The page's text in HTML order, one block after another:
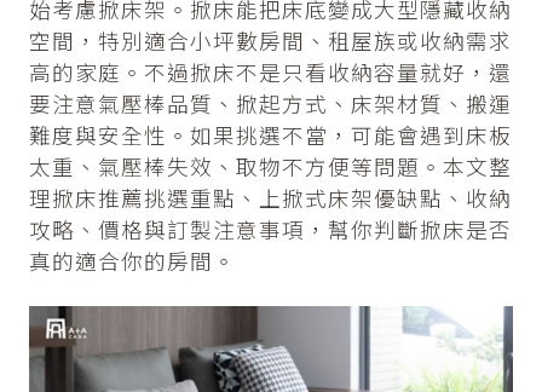
始考慮掀床架。掀床能把床底變成大型隱藏收納
空間，特別適合小坪數房間、租屋族或收納需求
高的家庭。不過掀床不是只看收納容量就好，還
要注意氣壓棒品質、掀起方式、床架材質、搬運
難度與安全性。如果挑選不當，可能會遇到床板
太重、氣壓棒失效、取物不方便等問題。本文整
理掀床推薦挑選重點、上掀式床架優缺點、收納
攻略、價格與訂製注意事項，幫你判斷掀床是否
真的適合你的房間。